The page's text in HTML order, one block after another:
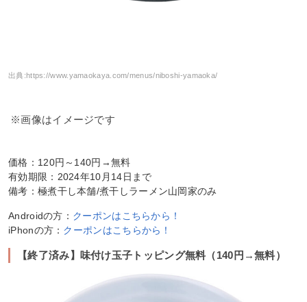
出典: https://www.yamaokaya.com/menus/niboshi-yamaoka/
※画像はイメージです
価格：120円～140円→無料
有効期限：2024年10月14日まで
備考：極煮干し本舗/煮干しラーメン山岡家のみ
Androidの方： クーポンはこちらから！
iPhonの方： クーポンはこちらから！
【終了済み】味付け玉子トッピング無料（140円→無料）